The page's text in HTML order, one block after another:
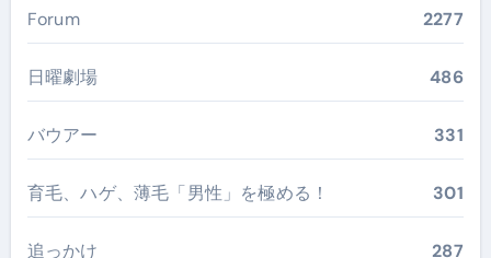
Forum 2277
日曜劇場 486
バウアー 331
育毛、ハゲ、薄毛「男性」を極める！ 301
追っかけ 287